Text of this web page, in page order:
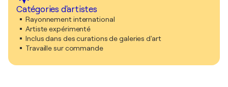
Catégories d'artistes
Rayonnement international
Artiste expérimenté
Inclus dans des curations de galeries d'art
Travaille sur commande